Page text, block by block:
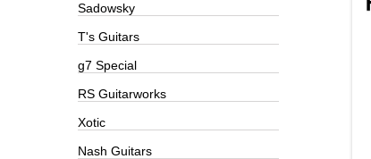
Sadowsky
T's Guitars
g7 Special
RS Guitarworks
Xotic
Nash Guitars